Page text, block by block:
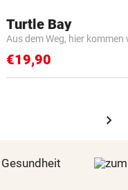
Turtle Bay
Aus dem Weg, hier kommen
€19,90
chevron_right